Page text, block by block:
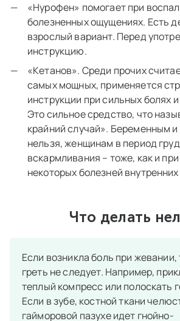
«Нурофен» помогает при
болезненных ощущениях. Есть
взрослый вариант. Перед
инструкцию.
«Кетанов». Среди прочих
самых мощных, применяется
инструкции при сильных болях
Это сильное средство, что
крайний случай». Беременным
нельзя, женщинам в период
вскармливания – тоже, как и
некоторых болезней
Что делать
Если возникла боль при жевании,
греть не следует. Например,
теплый компресс или полоскать
Если в зубе, костной ткани
гайморовой пазухе идет гнойно-